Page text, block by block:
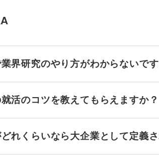
界研究のやり方がわからないです
活のコツを教えてもらえますか？
れくらいなら大企業として定義